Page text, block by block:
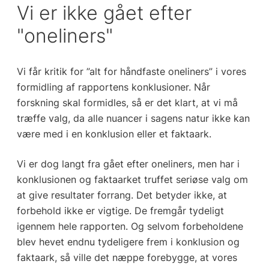
Vi er ikke gået efter
"oneliners"
Vi får kritik for ”alt for håndfaste oneliners” i vores
formidling af rapportens konklusioner. Når
forskning skal formidles, så er det klart, at vi må
træffe valg, da alle nuancer i sagens natur ikke kan
være med i en konklusion eller et faktaark.
Vi er dog langt fra gået efter oneliners, men har i
konklusionen og faktaarket truffet seriøse valg om
at give resultater forrang. Det betyder ikke, at
forbehold ikke er vigtige. De fremgår tydeligt
igennem hele rapporten. Og selvom forbeholdene
blev hevet endnu tydeligere frem i konklusion og
faktaark, så ville det næppe forebygge, at vores